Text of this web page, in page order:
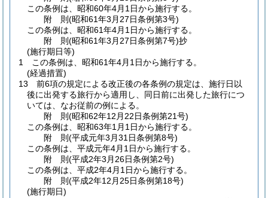
この条例は、昭和60年4月1日から施行する。
附 則(昭和61年3月27日条例第3号)
この条例は、昭和61年4月1日から施行する。
附 則(昭和61年3月27日条例第7号)抄
(施行期日等)
1
この条例は、昭和61年4月1日から施行する。
(経過措置)
13
前6項の規定による改正後の各条例の規定は、施行日以
後に出発する旅行から適用し、同日前に出発した旅行につ
いては、なお従前の例による。
附 則(昭和62年12月22日条例第21号)
この条例は、昭和63年1月1日から施行する。
附 則(平成元年3月31日条例第8号)
この条例は、平成元年4月1日から施行する。
附 則(平成2年3月26日条例第2号)
この条例は、平成2年4月1日から施行する。
附 則(平成2年12月25日条例第18号)
(施行期日)